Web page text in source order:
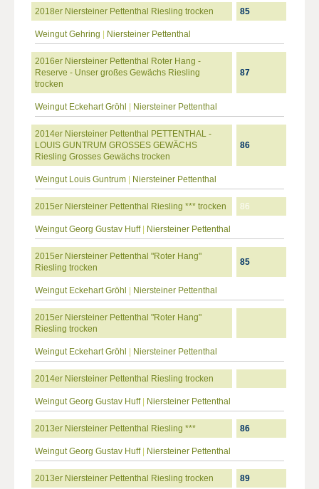
2018er Niersteiner Pettenthal Riesling trocken 85
Weingut Gehring Niersteiner Pettenthal
2016er Niersteiner Pettenthal Roter Hang -
Reserve - Unser großes Gewächs Riesling
trocken
87
Weingut Eckehart Gröhl Niersteiner Pettenthal
2014er Niersteiner Pettenthal PETTENTHAL -
LOUIS GUNTRUM GROSSES GEWÄCHS
Riesling Grosses Gewächs trocken
86
Weingut Louis Guntrum Niersteiner Pettenthal
2015er Niersteiner Pettenthal Riesling *** trocken 86
Weingut Georg Gustav Huff| Niersteiner Pettenthal
2015er Niersteiner Pettenthal "Roter Hang"
Riesling trocken
85
Weingut Eckehart Gröhl Niersteiner Pettenthal
2015er Niersteiner Pettenthal "Roter Hang"
Riesling trocken
Weingut Eckehart Gröhl Niersteiner Pettenthal
2014er Niersteiner Pettenthal Riesling trocken
Weingut Georg Gustav Huff| Niersteiner Pettenthal
2013er Niersteiner Pettenthal Riesling *** 86
Weingut Georg Gustav Huff| Niersteiner Pettenthal
2013er Niersteiner Pettenthal Riesling trocken 89